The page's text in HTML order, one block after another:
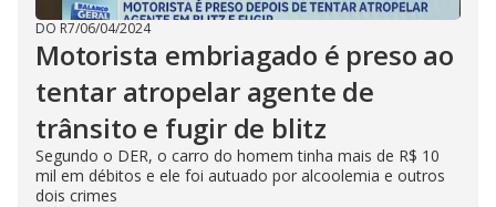
DO R7/06/04/2024
Motorista embriagado é preso ao
tentar atropelar agente de
trânsito e fugir de blitz
Segundo o DER, o carro do homem tinha mais de R$ 10
mil em débitos e ele foi autuado por alcoolemia e outros
dois crimes